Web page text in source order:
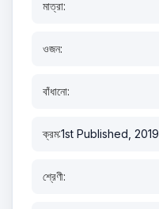
মাত্রা:
ওজন:
বাঁধানো:
ক্রম:1st Published, 2019
শ্রেণী: